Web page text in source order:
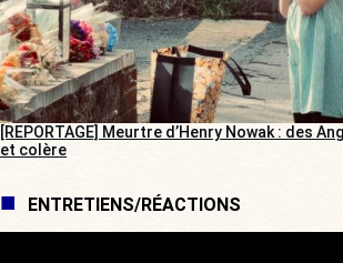
[REPORTAGE] Meurtre d’Henry Nowak : des
et colère
ENTRETIENS/RÉACTIONS